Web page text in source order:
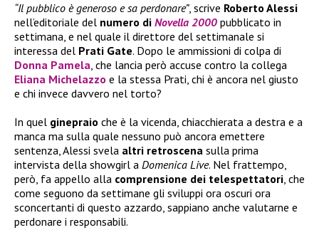
“Il pubblico è generoso e sa perdonare”, scrive Roberto Alessi
nell’editoriale del numero di Novella 2000 pubblicato in
settimana, e nel quale il direttore del settimanale si
interessa del Prati Gate. Dopo le ammissioni di colpa di
Donna Pamela, che lancia però accuse contro la collega
Eliana Michelazzo e la stessa Prati, chi è ancora nel giusto
e chi invece davvero nel torto?
In quel ginepraio che è la vicenda, chiacchierata a destra e a
manca ma sulla quale nessuno può ancora emettere
sentenza, Alessi svela altri retroscena sulla prima
intervista della showgirl a Domenica Live. Nel frattempo,
però, fa appello alla comprensione dei telespettatori, che
come seguono da settimane gli sviluppi ora oscuri ora
sconcertanti di questo azzardo, sappiano anche valutarne e
perdonare i responsabili.